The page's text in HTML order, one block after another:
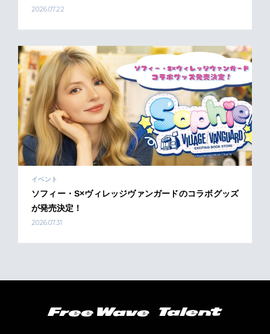
2026.07.22
イベント
ソフィー・S×ヴィレッジヴァンガードのコラボグッズ
が発売決定！
2026.07.31